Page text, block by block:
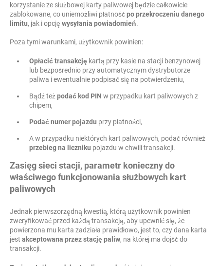
korzystanie ze służbowej karty paliwowej będzie całkowicie
zablokowane, co uniemożliwi płatnośćpo przekroczeniu danego
limitu, jak i opcję wysyłania powiadomień.
Poza tymi warunkami, użytkownik powinien:
Opłacić transakcję kartą przy kasie na stacji benzynowej
lub bezpośrednio przy automatycznym dystrybutorze
paliwa i ewentualnie podpisać się na potwierdzeniu,
Bądź też podać kod PIN w przypadku kart paliwowych z
chipem,
Podać numer pojazdu przy płatności,
A w przypadku niektórych kart paliwowych, podać również
przebieg na liczniku pojazdu w chwili transakcji.
Zasięg sieci stacji, parametr konieczny do
właściwego funkcjonowania służbowych kart
paliwowych
Jednak pierwszorzędną kwestią, którą użytkownik powinien
zweryfikować przed każdą transakcją, aby upewnić się, że
powierzona mu karta zadziała prawidłowo, jest to, czy dana karta
jest akceptowana przez stację paliw, na której ma dojść do
transakcji.